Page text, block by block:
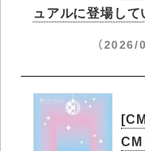
ュアルに登場し
（2026/
CM